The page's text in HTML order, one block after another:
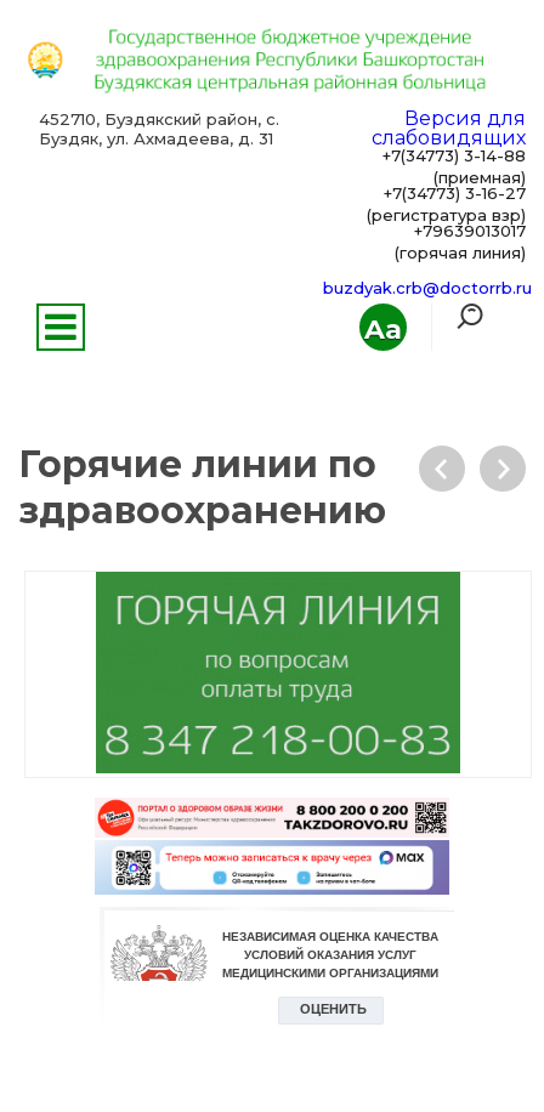
Aa
452710, Буздякский район, с.
Буздяк, ул. Ахмадеева, д. 31
Версия для
слабовидящих
+7(34773) 3-14-88
(приемная)
+7(34773) 3-16-27
(регистратура взр)
+79639013017
(горячая линия)
buzdyak.crb@doctorrb.ru
Горячие линии по
здравоохранению